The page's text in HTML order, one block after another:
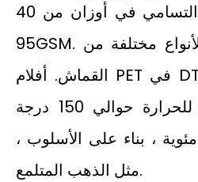
تأتي ورقة التسامي في أوزان من 40GSM إلى
95GSM. وهذا يعطي خيارات لأنواع مختلفة من
القماش. أفلام PET في DTF عادة أنواع القشرة
الباردة. إنها مصنوعة للحرارة حوالي 150 درجة
165 درجة مئوية ، بناء على الأسلوب ،
مثل الذهب المتلمع.